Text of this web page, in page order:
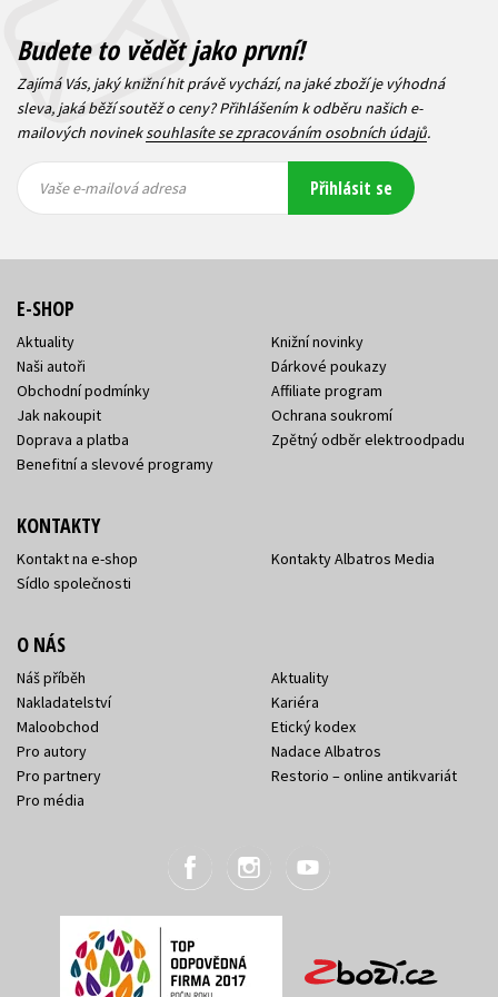
Budete to vědět jako první!
Zajímá Vás, jaký knižní hit právě vychází, na jaké zboží je výhodná
sleva, jaká běží soutěž o ceny? Přihlášením k odběru našich e-
mailových novineksouhlasíte se zpracováním osobních údajů.
mailová
mailová
Vaše e-mailová adresa Přihlásit se
E-SHOP
Aktuality
Naši autoři
Obchodní podmínky
Jak nakoupit
Doprava a platba
Benefitní a slevové programy
Knižní novinky
Dárkové poukazy
Affiliate program
Ochrana soukromí
Zpětný odběr elektroodpadu
KONTAKTY
Kontakt na e-shop
Sídlo společnosti
Kontakty Albatros Media
O NÁS
Náš příběh
Nakladatelství
Maloobchod
Pro autory
Pro partnery
Pro média
Aktuality
Kariéra
Etický kodex
Nadace Albatros
Restorio – online antikvariát